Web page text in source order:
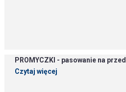
PROMYCZKI - pasowanie na
Czytaj więcej